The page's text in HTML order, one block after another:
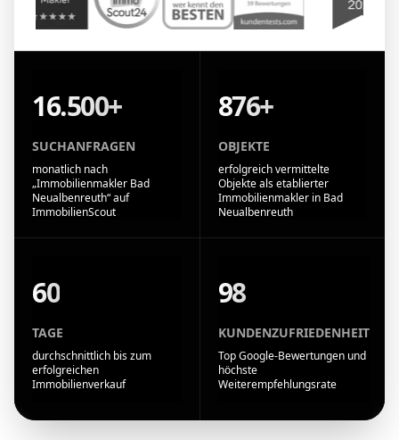
16.500+
SUCHANFRAGEN
monatlich nach
„Immobilienmakler Bad
Neualbenreuth“ auf
ImmobilienScout
876+
OBJEKTE
erfolgreich vermittelte
Objekte als etablierter
Immobilienmakler in Bad
Neualbenreuth
60
TAGE
durchschnittlich bis zum
erfolgreichen
Immobilienverkauf
98
KUNDENZUFRIEDENHEIT
Top Google-Bewertungen und
höchste
Weiterempfehlungsrate